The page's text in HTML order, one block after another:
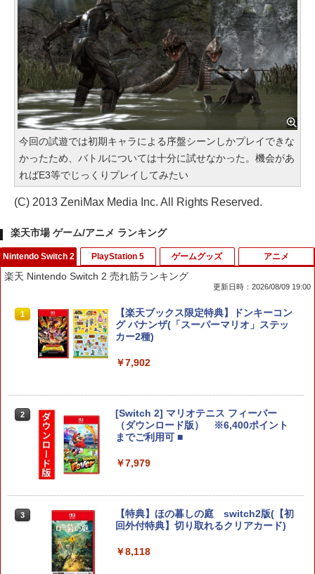
今回の試遊では初期キャラによる序盤シーンしかプレイできな
かったため、バトルについては十分に試せなかった。機会があ
ればE3等でじっくりプレイしてみたい
(C) 2013 ZeniMax Media Inc. All Rights Reserved.
楽天市場 ゲーム/アニメ ランキング
Nintendo Switch 2
楽天 Nintendo Switch 2 売れ筋ランキング
更新日時：2026/08/09 19:00
1
【楽天ブックス限定特典】ドンキーコン
グ バナンザ(「スーパーマリオ」ステッ
カー2種)
￥7,902
2
[Switch 2] マリオテニス フィーバー
（ダウンロード版） ※6,400ポイント
までご利用可 ■
￥7,979
3
【特典】ほの暮しの庭 switch2版(【初
回外付特典】切り取れるクリアカード)
￥8,118
PlayStation 5 ゲームグッズ アニメ